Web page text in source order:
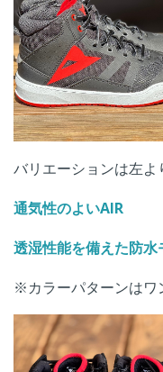
バリエーションは左よ
通気性のよいAIR
透湿性能を備えた防水
※カラーパターンはワ